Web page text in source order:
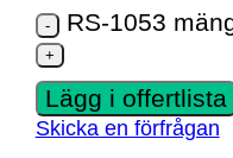
RS-1053
Lägg i offertlista
Skicka en förfrågan